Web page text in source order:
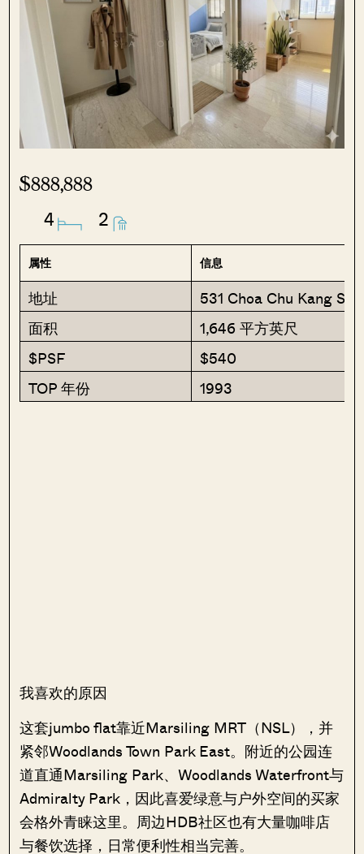
$888,888
4 2
属性 信息
地址
531 Choa Chu Kang
面积
1,646 平方英尺
$PSF
$540
TOP 年份
1993
我喜欢的原因
这套jumbo flat靠近Marsiling MRT（NSL），并
紧邻Woodlands Town Park East。附近的公园连
道直通Marsiling Park、Woodlands Waterfront与
Admiralty Park，因此喜爱绿意与户外空间的买家
会格外青睐这里。周边HDB社区也有大量咖啡店
与餐饮选择，日常便利性相当完善。